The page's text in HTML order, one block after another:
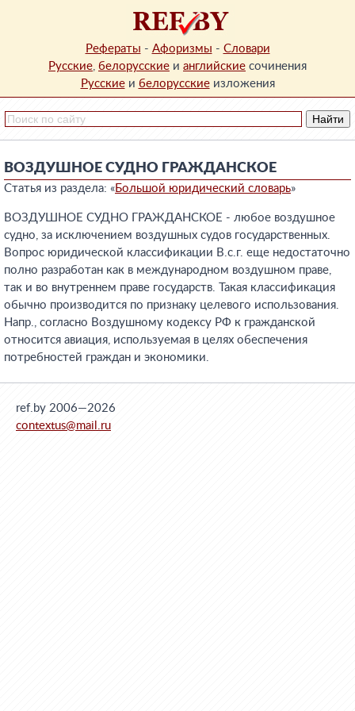
Рефераты - Афоризмы - Словари
Русские, белорусские и английские сочинения
Русскиеи белорусскиеизложения
ВОЗДУШНОЕ СУДНО ГРАЖДАНСКОЕ
Статья из раздела: «Большой юридический словарь»
ВОЗДУШНОЕ СУДНО ГРАЖДАНСКОЕ - любое воздушное
судно, за исключением воздушных судов государственных.
Вопрос юридической классификации В.с.г. еще недостаточно
полно разработан как в международном воздушном праве,
так и во внутреннем праве государств. Такая классификация
обычно производится по признаку целевого использования.
Напр., согласно Воздушному кодексу РФ к гражданской
относится авиация, используемая в целях обеспечения
потребностей граждан и экономики.
ref.by 2006—2026
contextus@mail.ru